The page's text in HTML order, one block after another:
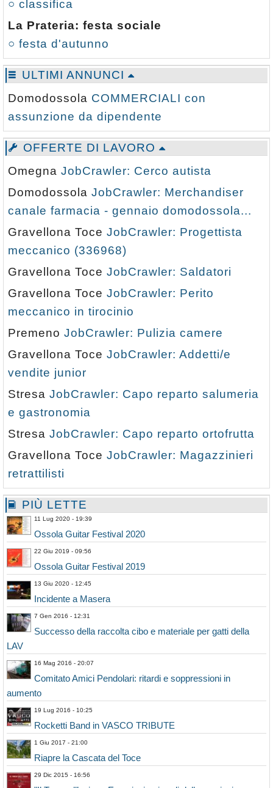
○ classifica
La Prateria: festa sociale
○ festa d'autunno
ULTIMI ANNUNCI
Domodossola COMMERCIALI con
assunzione da dipendente
OFFERTE DI LAVORO
Omegna JobCrawler: Cerco autista
Domodossola JobCrawler: Merchandiser
canale farmacia - gennaio domodossola...
Gravellona Toce JobCrawler: Progettista
meccanico (336968)
Gravellona Toce JobCrawler: Saldatori
Gravellona Toce JobCrawler: Perito
meccanico in tirocinio
Premeno JobCrawler: Pulizia camere
Gravellona Toce JobCrawler: Addetti/e
vendite junior
Stresa JobCrawler: Capo reparto salumeria
e gastronomia
Stresa JobCrawler: Capo reparto ortofrutta
Gravellona Toce JobCrawler: Magazzinieri
retrattilisti
PIÙ LETTE
11 Lug 2020 - 19:39
Ossola Guitar Festival 2020
22 Giu 2019 - 09:56
Ossola Guitar Festival 2019
13 Giu 2020 - 12:45
Incidente a Masera
7 Gen 2016 - 12:31
Successo della raccolta cibo e materiale per gatti della
LAV
16 Mag 2016 - 20:07
Comitato Amici Pendolari: ritardi e soppressioni in
aumento
19 Lug 2016 - 10:25
Rocketti Band in VASCO TRIBUTE
1 Giu 2017 - 21:00
Riapre la Cascata del Toce
29 Dic 2015 - 16:56